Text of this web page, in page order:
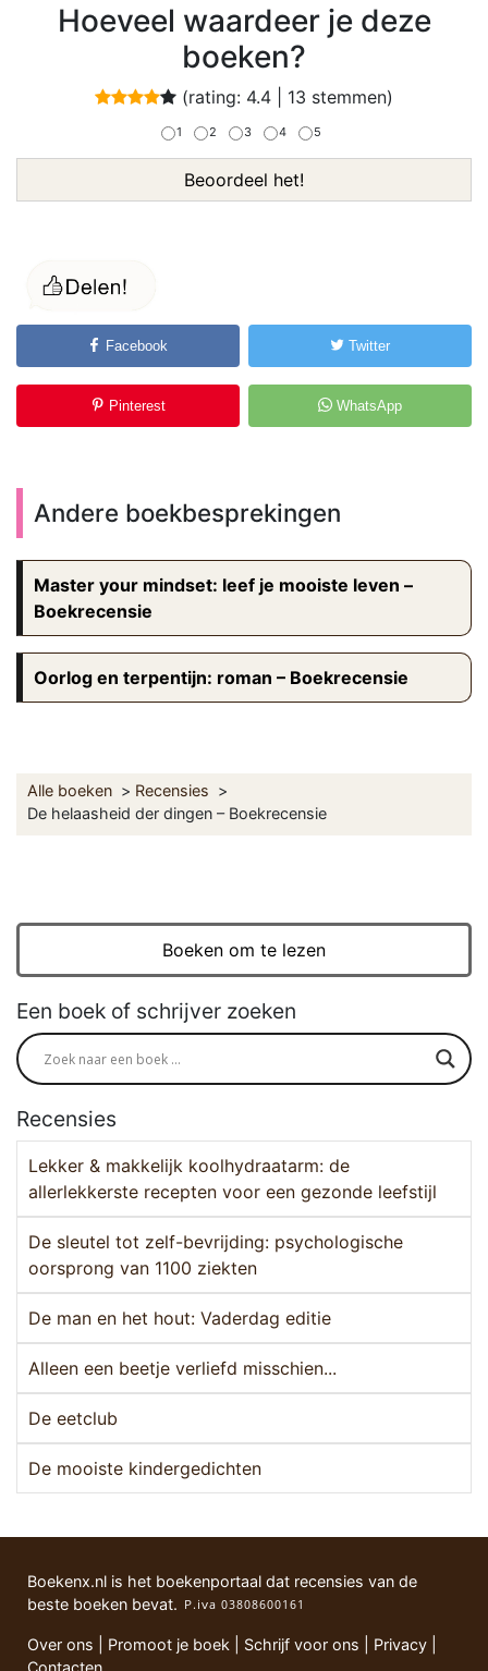
Hoeveel waardeer je deze
boeken?
(rating: 4.4 13 stemmen)
1 2 3 4 5
Beoordeel het!
Facebook Twitter
Pinterest WhatsApp
Andere boekbesprekingen
Master your mindset: leef je mooiste leven –
Boekrecensie
Oorlog en terpentijn: roman – Boekrecensie
Alle boeken
Recensies
De helaasheid der dingen – Boekrecensie
Boeken om te lezen
Een boek of schrijver zoeken
Recensies
Lekker & makkelijk koolhydraatarm: de
allerlekkerste recepten voor een gezonde leefstijl
De sleutel tot zelf-bevrijding: psychologische
oorsprong van 1100 ziekten
De man en het hout: Vaderdag editie
Alleen een beetje verliefd misschien...
De eetclub
De mooiste kindergedichten
Boekenx.nl is het boekenportaal dat recensies van de
beste boeken bevat.
Over ons Promoot je boek Schrijf voor ons Privacy